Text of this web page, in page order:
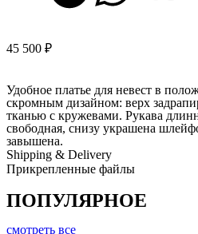
45 500 ₽
Удобное платье для невест в
скромным дизайном: верх
тканью с кружевами. Рукава
свободная, снизу украшена
завышена.
Shipping & Delivery
Прикрепленные файлы
ПОПУЛЯРНОЕ
смотреть все